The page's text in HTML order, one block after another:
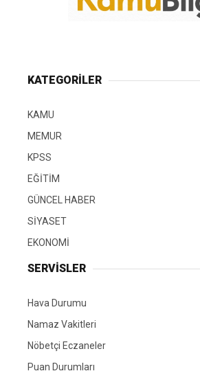
KATEGORİLER
KAMU
MEMUR
KPSS
EĞİTİM
GÜNCEL HABER
SİYASET
EKONOMİ
SERVİSLER
Hava Durumu
Namaz Vakitleri
Nöbetçi Eczaneler
Puan Durumları